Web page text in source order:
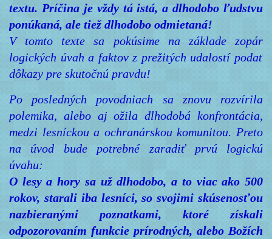
textu. Príčina je vždy tá istá, a dlhodobo ľudstvu
ponúkaná, ale tiež dlhodobo odmietaná!
V tomto texte sa pokúsime na základe zopár
logických úvah a faktov z prežitých udalostí podať
dôkazy pre skutočnú pravdu!
Po posledných povodniach sa znovu rozvírila
polemika, alebo aj ožila dlhodobá konfrontácia,
medzi lesníckou a ochranárskou komunitou. Preto
na úvod bude potrebné zaradiť prvú logickú
úvahu:
O lesy a hory sa už dlhodobo, a to viac ako 500
rokov, starali iba lesníci, so svojimi skúsenosťou
nazbieranými poznatkami, ktoré získali
odpozorovaním funkcie prírodných, alebo Božích